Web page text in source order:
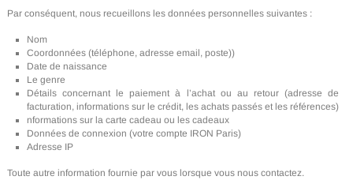
Par conséquent, nous recueillons les données personnelles suivantes :
Nom
Coordonnées (téléphone, adresse email, poste))
Date de naissance
Le genre
Détails concernant le paiement à l’achat ou au retour (adresse de
facturation, informations sur le crédit, les achats passés et les références)
nformations sur la carte cadeau ou les cadeaux
Données de connexion (votre compte IRON Paris)
Adresse IP
Toute autre information fournie par vous lorsque vous nous contactez.